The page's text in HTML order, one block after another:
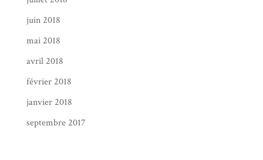
juin 2018
mai 2018
avril 2018
février 2018
janvier 2018
septembre 2017